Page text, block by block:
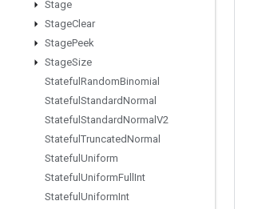
Stage
StageClear
StagePeek
StageSize
Stateful RandomBinomial
Stateful StandardNormal
Stateful StandardNormal V2
Stateful TruncatedNormal
Stateful Uniform
Stateful UniformFull Int
Stateful UniformInt